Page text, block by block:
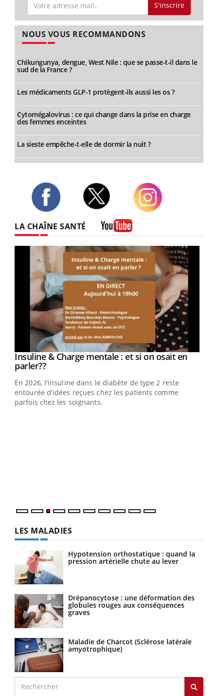
S'inscrire
NOUS VOUS RECOMMANDONS
Chikungunya, dengue, West Nile : que se passe-t-il dans le
sud de la France ?
Les médicaments GLP-1 protègent-ils aussi les os ?
Cytomégalovirus : ce qui change dans la prise en charge
des femmes enceintes
La sieste empêche-t-elle de dormir la nuit ?
LA CHAÎNE SANTÉ
Youtube
Insuline & Charge mentale : et si on osait en
parler??Youtube
En 2026, l'insuline dans le diabète de type 2 reste
entourée d'idées reçues chez les patients comme
parfois chez les soignants.
LES MALADIES
Hypotension orthostatique : quand la
pression artérielle chute au lever
Drépanocytose : une déformation des
globules rouges aux conséquences
graves
Maladie de Charcot (Sclérose latérale
amyotrophique)